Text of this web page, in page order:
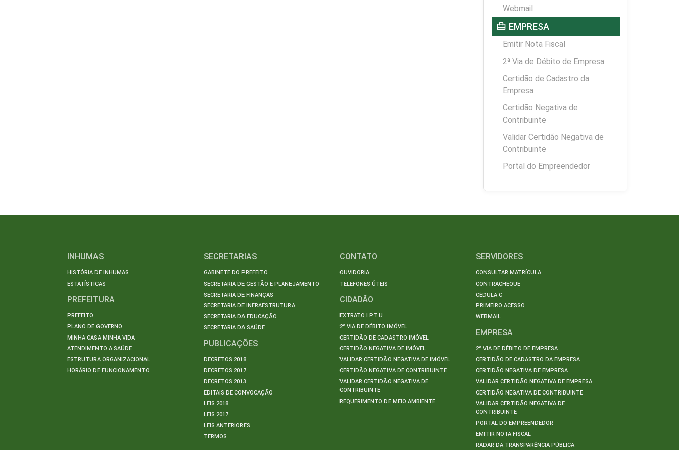
Webmail
card_travel EMPRESA
Emitir Nota Fiscal
2ª Via de Débito de Empresa
Certidão de Cadastro da
Empresa
Certidão Negativa de
Contribuinte
Validar Certidão Negativa de
Contribuinte
Portal do Empreendedor
INHUMAS
HISTÓRIA DE INHUMAS
ESTATÍSTICAS
PREFEITURA
PREFEITO
PLANO DE GOVERNO
MINHA CASA MINHA VIDA
ATENDIMENTO A SAÚDE
ESTRUTURA ORGANIZACIONAL
HORÁRIO DE FUNCIONAMENTO
SECRETARIAS
GABINETE DO PREFEITO
SECRETARIA DE GESTÃO E PLANEJAMENTO
SECRETARIA DE FINANÇAS
SECRETARIA DE INFRAESTRUTURA
SECRETARIA DA EDUCAÇÃO
SECRETARIA DA SAÚDE
PUBLICAÇÕES
DECRETOS 2018
DECRETOS 2017
DECRETOS 2013
EDITAIS DE CONVOCAÇÃO
LEIS 2018
LEIS 2017
LEIS ANTERIORES
TERMOS
CONTATO
OUVIDORIA
TELEFONES ÚTEIS
CIDADÃO
EXTRATO I.P.T.U
2ª VIA DE DÉBITO IMÓVEL
CERTIDÃO DE CADASTRO IMÓVEL
CERTIDÃO NEGATIVA DE IMÓVEL
VALIDAR CERTIDÃO NEGATIVA DE IMÓVEL
CERTIDÃO NEGATIVA DE CONTRIBUINTE
VALIDAR CERTIDÃO NEGATIVA DE
CONTRIBUINTE
REQUERIMENTO DE MEIO AMBIENTE
SERVIDORES
CONSULTAR MATRÍCULA
CONTRACHEQUE
CÉDULA C
PRIMEIRO ACESSO
WEBMAIL
EMPRESA
2ª VIA DE DÉBITO DE EMPRESA
CERTIDÃO DE CADASTRO DA EMPRESA
CERTIDÃO NEGATIVA DE EMPRESA
VALIDAR CERTIDÃO NEGATIVA DE EMPRESA
CERTIDÃO NEGATIVA DE CONTRIBUINTE
VALIDAR CERTIDÃO NEGATIVA DE
CONTRIBUINTE
PORTAL DO EMPREENDEDOR
EMITIR NOTA FISCAL
RADAR DA TRANSPARÊNCIA PÚBLICA